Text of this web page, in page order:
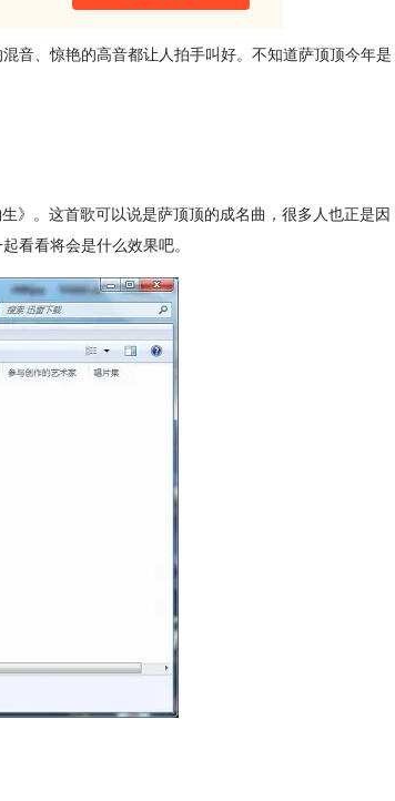
音、惊艳的高音都让人拍手叫好。不知道萨顶顶今年是
》。这首歌可以说是萨顶顶的成名曲，很多人也正是因
看看将会是什么效果吧。